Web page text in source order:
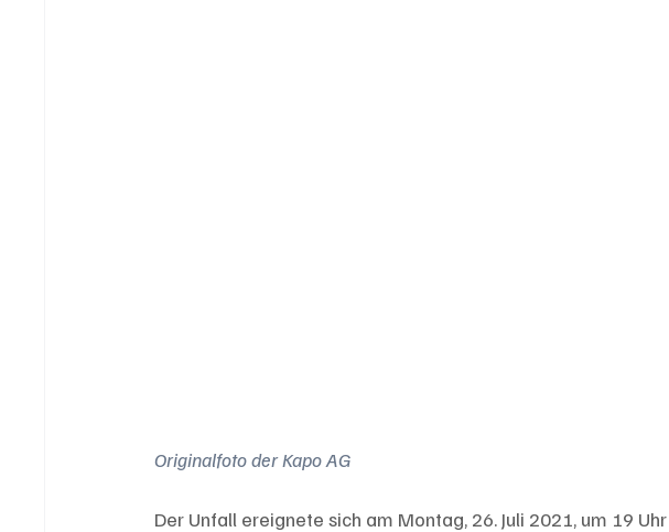
Originalfoto der Kapo AG
Der Unfall ereignete sich am Montag, 26. Juli 2021, um 19